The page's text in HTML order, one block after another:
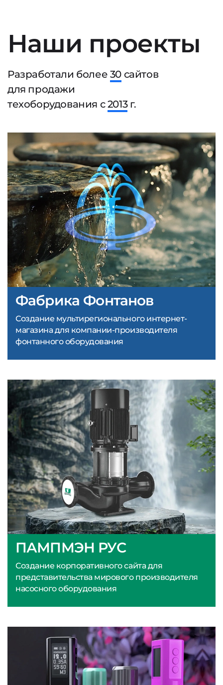
Наши проекты
Разработали более 30 сайтов
для продажи
техоборудования с2013г.
Фабрика Фонтанов
Создание мультирегионального интернет-
магазина для компании-производителя
фонтанного оборудования
ПАМПМЭН РУС
Создание корпоративного сайта для
представительства мирового производителя
насосного оборудования